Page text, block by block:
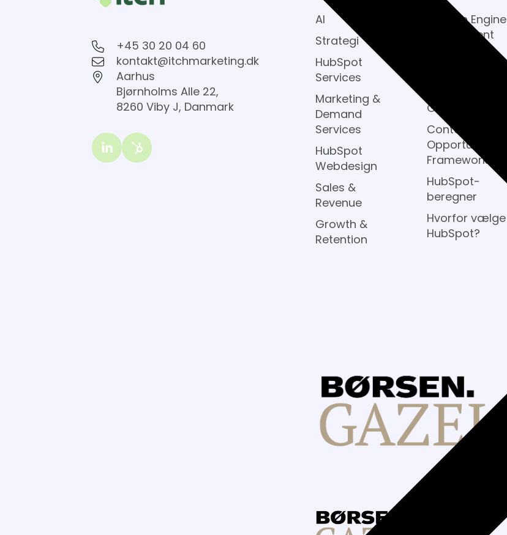
+45 30 20 04 60
+45
30
20
kontakt@itchmarketing.dk
kontakt@itchmarketing.dk
Aarhus
Bjørnholms Alle 22,
8260 Viby J, Danmark
Aarhus
Bjørnholms
8260
VibyLink
AI
Strategi
HubSpot
Services
Marketing &
Demand
Services
HubSpot
Webdesign
Sales &
Revenue
Growth &
Retention
Growth Engine
Assessment
Growth Score
Content
Opportunity
Framework
HubSpot-
beregner
Hvorfor vælge
HubSpot?